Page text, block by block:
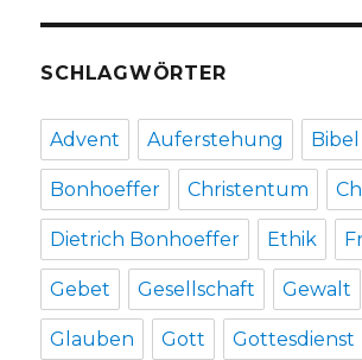
SCHLAGWÖRTER
Advent Auferstehung Bibel
Bonhoeffer Christentum
Dietrich Bonhoeffer Ethik
Gebet Gesellschaft Gewalt
Glauben Gott Gottesdienst